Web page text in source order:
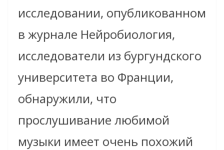
исследовании, опубликованном
в журнале Нейробиология,
исследователи из бургундского
университета во Франции,
обнаружили, что
прослушивание любимой
музыки имеет очень похожий